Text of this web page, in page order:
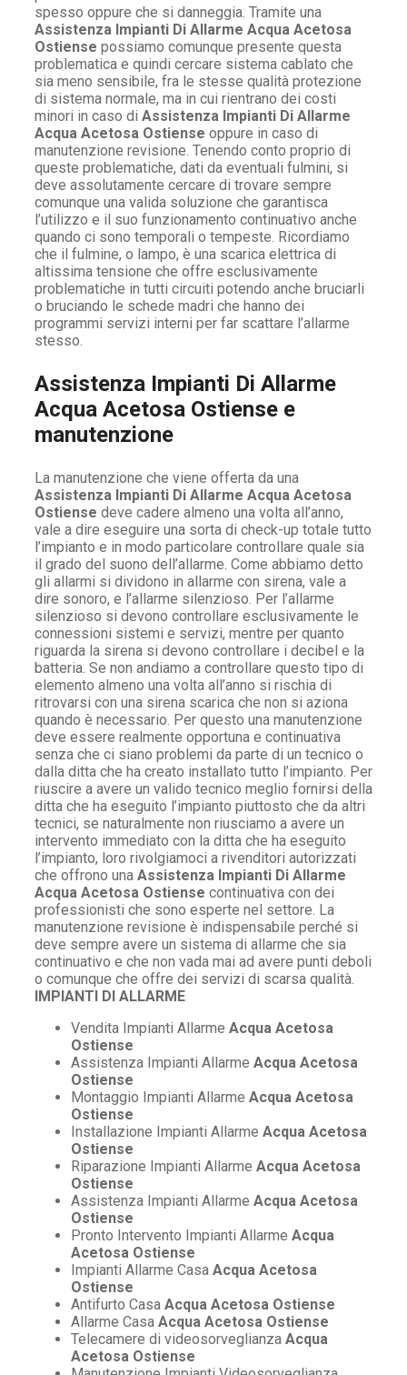
spesso oppure che si danneggia. Tramite una
Assistenza Impianti Di Allarme Acqua Acetosa
Ostiense possiamo comunque presente questa
problematica e quindi cercare sistema cablato che
sia meno sensibile, fra le stesse qualità protezione
di sistema normale, ma in cui rientrano dei costi
minori in caso di Assistenza Impianti Di Allarme
Acqua Acetosa Ostiense oppure in caso di
manutenzione revisione. Tenendo conto proprio di
queste problematiche, dati da eventuali fulmini, si
deve assolutamente cercare di trovare sempre
comunque una valida soluzione che garantisca
l’utilizzo e il suo funzionamento continuativo anche
quando ci sono temporali o tempeste. Ricordiamo
che il fulmine, o lampo, è una scarica elettrica di
altissima tensione che offre esclusivamente
problematiche in tutti circuiti potendo anche bruciarli
o bruciando le schede madri che hanno dei
programmi servizi interni per far scattare l’allarme
stesso.
Assistenza Impianti Di Allarme
Acqua Acetosa Ostiense e
manutenzione
La manutenzione che viene offerta da una
Assistenza Impianti Di Allarme Acqua Acetosa
Ostiense deve cadere almeno una volta all’anno,
vale a dire eseguire una sorta di check-up totale tutto
l’impianto e in modo particolare controllare quale sia
il grado del suono dell’allarme. Come abbiamo detto
gli allarmi si dividono in allarme con sirena, vale a
dire sonoro, e l’allarme silenzioso. Per l’allarme
silenzioso si devono controllare esclusivamente le
connessioni sistemi e servizi, mentre per quanto
riguarda la sirena si devono controllare i decibel e la
batteria. Se non andiamo a controllare questo tipo di
elemento almeno una volta all’anno si rischia di
ritrovarsi con una sirena scarica che non si aziona
quando è necessario. Per questo una manutenzione
deve essere realmente opportuna e continuativa
senza che ci siano problemi da parte di un tecnico o
dalla ditta che ha creato installato tutto l’impianto. Per
riuscire a avere un valido tecnico meglio fornirsi della
ditta che ha eseguito l’impianto piuttosto che da altri
tecnici, se naturalmente non riusciamo a avere un
intervento immediato con la ditta che ha eseguito
l’impianto, loro rivolgiamoci a rivenditori autorizzati
che offrono una Assistenza Impianti Di Allarme
Acqua Acetosa Ostiense continuativa con dei
professionisti che sono esperte nel settore. La
manutenzione revisione è indispensabile perché si
deve sempre avere un sistema di allarme che sia
continuativo e che non vada mai ad avere punti deboli
o comunque che offre dei servizi di scarsa qualità.
IMPIANTI DI ALLARME
Vendita Impianti Allarme Acqua Acetosa
Ostiense
Assistenza Impianti Allarme Acqua Acetosa
Ostiense
Montaggio Impianti Allarme Acqua Acetosa
Ostiense
Installazione Impianti Allarme Acqua Acetosa
Ostiense
Riparazione Impianti Allarme Acqua Acetosa
Ostiense
Assistenza Impianti Allarme Acqua Acetosa
Ostiense
Pronto Intervento Impianti Allarme Acqua
Acetosa Ostiense
Impianti Allarme Casa Acqua Acetosa
Ostiense
Antifurto Casa Acqua Acetosa Ostiense
Allarme Casa Acqua Acetosa Ostiense
Telecamere di videosorveglianza Acqua
Acetosa Ostiense